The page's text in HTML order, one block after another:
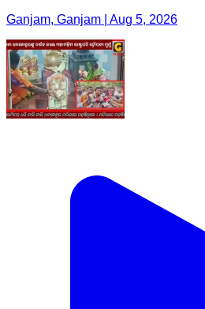
Ganjam, Ganjam | Aug 5, 2026